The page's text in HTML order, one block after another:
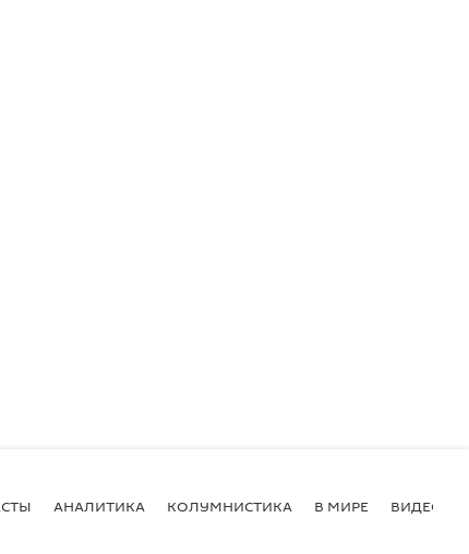
АНАЛИТИКА КОЛУМНИСТИКА В МИРЕ ВИДЕО